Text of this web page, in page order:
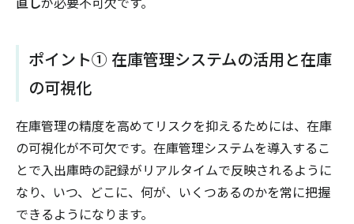
ポイント① 在庫管理システムの活用と在庫
の可視化
在庫管理の精度を高めてリスクを抑えるためには、在庫
の可視化が不可欠です。在庫管理システムを導入するこ
とで入出庫時の記録がリアルタイムで反映されるように
なり、いつ、どこに、何が、いくつあるのかを常に把握
できるようになります。